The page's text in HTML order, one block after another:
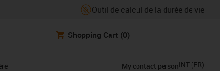
Outil de calcul de la durée de vie
Shopping Cart (0)
My contact personINT (FR)